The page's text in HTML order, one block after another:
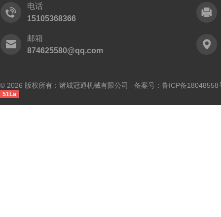
电话
15105368366
邮箱
874625580@qq.com
© 2026 版权所有：诸城冠通机械有限公司 备案号： 鲁ICP备18048558
51La